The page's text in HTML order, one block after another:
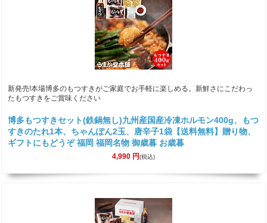
新発売!本場博多のもつすきがご家庭でお手軽に楽しめる。新鮮さにこだわっ
たもつすきをご賞味ください
博多もつすきセット(鉄鍋無し)九州産国産冷凍ホルモン400g、もつ
すきのたれ1本、ちゃんぽん2玉、唐辛子1袋【送料無料】贈り物、
ギフトにもどうぞ 福岡 福岡名物 御歳暮 お歳暮
4,990 円(税込)